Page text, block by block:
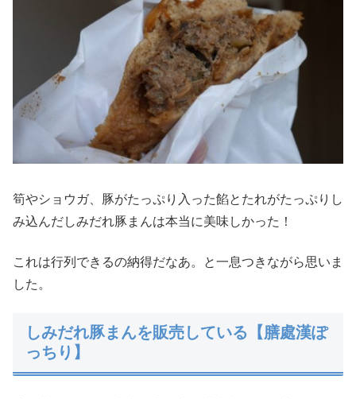
筍やショウガ、豚がたっぷり入った餡とたれがたっぷりし
み込んだしみだれ豚まんは本当に美味しかった！
これは行列できるの納得だなあ。と一息つきながら思いま
した。
しみだれ豚まんを販売している【膳處漢ぽ
っちり】